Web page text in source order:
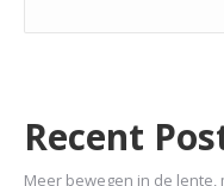
Recent
Meer bewegen in de lente,